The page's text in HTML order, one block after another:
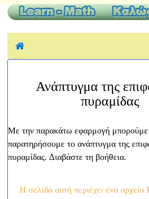
Ανάπτυγμα της
πυραμίδας
Με την παρακάτω εφαρμογή
παρατηρήσουμε το ανάπτυγμα της
πυραμίδας. Διαβάστε τη βοήθεια.
Η σελίδα αυτή περιέχει ένα